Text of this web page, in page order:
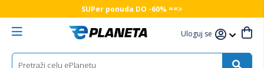
SUPer ponuda DO -60% ==>
Uloguj se